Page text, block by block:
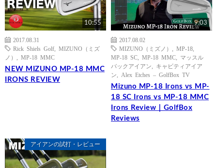
10:55
2017.08.31
Rick Shiels Golf
MIZUNO（ミズ
ノ）
MP-18 MMC
NEW MIZUNO MP-18 MMC
IRONS REVIEW
9:03
2017.08.02
MIZUNO（ミズノ）
MP-18
MP-18 SC
MP-18 MMC
マッスル
バックアイアン
キャビティアイア
ン
Alex Etches – GolfBox TV
Mizuno MP-18 Irons vs MP-
18 SC Irons vs MP-18 MMC
Irons Review｜GolfBox
Reviews
アイアンの試打・レビュー